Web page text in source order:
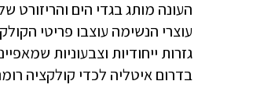
עוצרי הנשימה עוצבו פריטי
גזרות ייחודיות וצבעוניות
בדרום איטליה לכדי קולקציה